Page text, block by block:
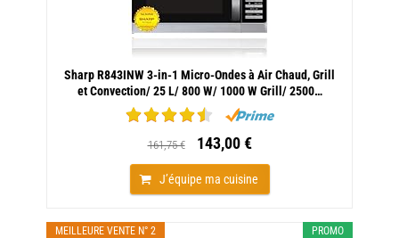
Sharp R843INW 3-in-1 Micro-Ondes à Air Chaud, Grill
et Convection/ 25 L/ 800 W/ 1000 W Grill/ 2500…
161,75 € 143,00 €
J’équipe ma cuisine
PROMO
MEILLEURE VENTE N° 2